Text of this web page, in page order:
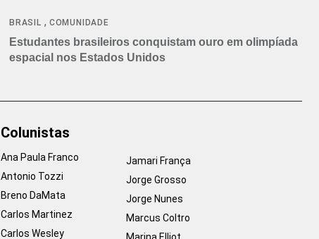
BRASIL , COMUNIDADE
Estudantes brasileiros conquistam ouro em olimpíada
espacial nos Estados Unidos
Colunistas
Ana Paula Franco
Antonio Tozzi
Breno DaMata
Carlos Martinez
Carlos Wesley
Jamari França
Jorge Grosso
Jorge Nunes
Marcus Coltro